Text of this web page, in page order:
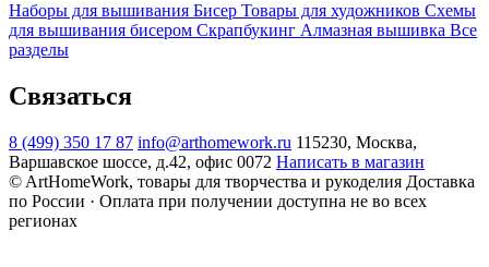
Наборы для вышивания Бисер Товары для художников Схемы
для вышивания бисером Скрапбукинг Алмазная вышивка Все
разделы
Связаться
8 (499) 350 17 87 info@arthomework.ru 115230, Москва,
Варшавское шоссе, д.42, офис 0072 Написать в магазин
© ArtHomeWork, товары для творчества и рукоделия Доставка
по России · Оплата при получении доступна не во всех
регионах